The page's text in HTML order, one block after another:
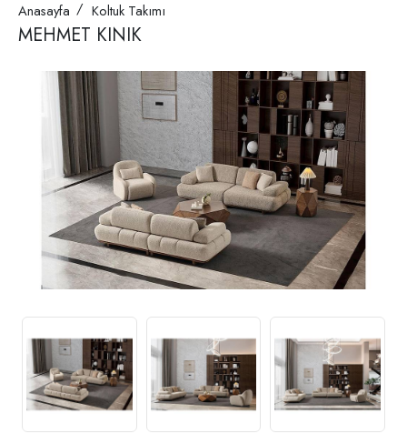
Anasayfa Koltuk Takımı
MEHMET KINIK